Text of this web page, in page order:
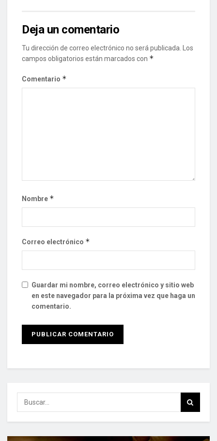
Deja un comentario
Tu dirección de correo electrónico no será publicada. Los
campos obligatorios están marcados con *
Comentario *
Nombre *
Correo electrónico *
Guardar mi nombre, correo electrónico y sitio web
en este navegador para la próxima vez que haga un
comentario.